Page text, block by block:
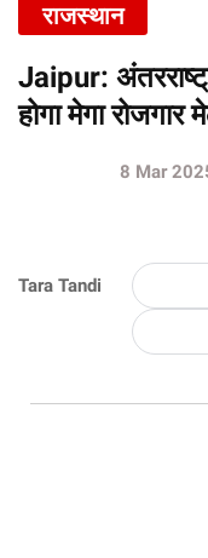
राजस्थान
Jaipur:
होगा मेगा रोजगार
Tara Tandi
8 Mar